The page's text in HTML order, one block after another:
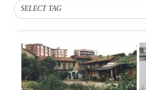
SELECT TAG